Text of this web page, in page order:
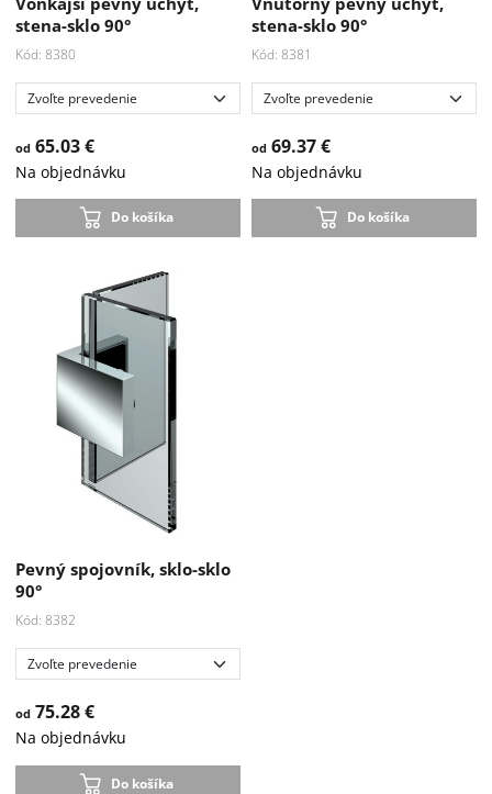
stena-sklo 90°
Kód: 8380
od65.03 €
Na objednávku
Do košíka
stena-sklo 90°
Kód: 8381
od 69.37 €
Na objednávku
Do košíka
Pevný spojovník, sklo-sklo
90°
Kód: 8382
od75.28 €
Na objednávku
Do košíka